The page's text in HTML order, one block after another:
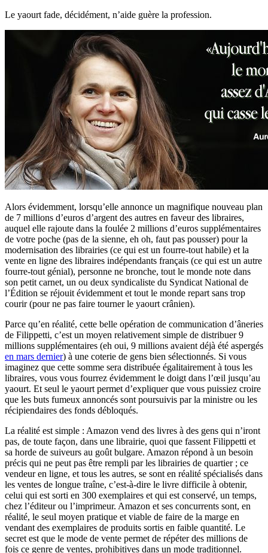
Le yaourt fade, décidément, n’aide guère la profession.
Alors évidemment, lorsqu’elle annonce un magnifique nouveau plan
de 7 millions d’euros d’argent des autres en faveur des libraires,
auquel elle rajoute dans la foulée 2 millions d’euros supplémentaires
de votre poche (pas de la sienne, eh oh, faut pas pousser) pour la
modernisation des librairies (ce qui est un fourre-tout habile) et la
vente en ligne des libraires indépendants français (ce qui est un autre
fourre-tout génial), personne ne bronche, tout le monde note dans
son petit carnet, un ou deux syndicaliste du Syndicat National de
l’Édition se réjouit évidemment et tout le monde repart sans trop
courir (pour ne pas faire tourner le yaourt crânien).
Parce qu’en réalité, cette belle opération de communication d’âneries
de Filippetti, c’est un moyen relativement simple de distribuer 9
millions supplémentaires (eh oui, 9 millions avaient déjà été aspergés
en mars dernier) à une coterie de gens bien sélectionnés. Si vous
imaginez que cette somme sera distribuée égalitairement à tous les
libraires, vous vous fourrez évidemment le doigt dans l’œil jusqu’au
yaourt. Et seul le yaourt permet d’expliquer que vous puissiez croire
que les buts fumeux annoncés sont poursuivis par la ministre ou les
récipiendaires des fonds débloqués.
La réalité est simple : Amazon vend des livres à des gens qui n’iront
pas, de toute façon, dans une librairie, quoi que fassent Filippetti et
sa horde de suiveurs au goût bulgare. Amazon répond à un besoin
précis qui ne peut pas être rempli par les librairies de quartier ; ce
vendeur en ligne, et tous les autres, se sont en réalité spécialisés dans
les ventes de longue traîne, c’est-à-dire le livre difficile à obtenir,
celui qui est sorti en 300 exemplaires et qui est conservé, un temps,
chez l’éditeur ou l’imprimeur. Amazon et ses concurrents sont, en
réalité, le seul moyen pratique et viable de faire de la marge en
vendant des exemplaires de produits sortis en faible quantité. Le
secret est que le mode de vente permet de répéter des millions de
fois ce genre de ventes, prohibitives dans un mode traditionnel.